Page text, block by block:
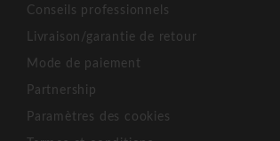
Conseils professionnels
Livraison/garantie de retour
Mode de paiement
Partnership
Paramètres des cookies